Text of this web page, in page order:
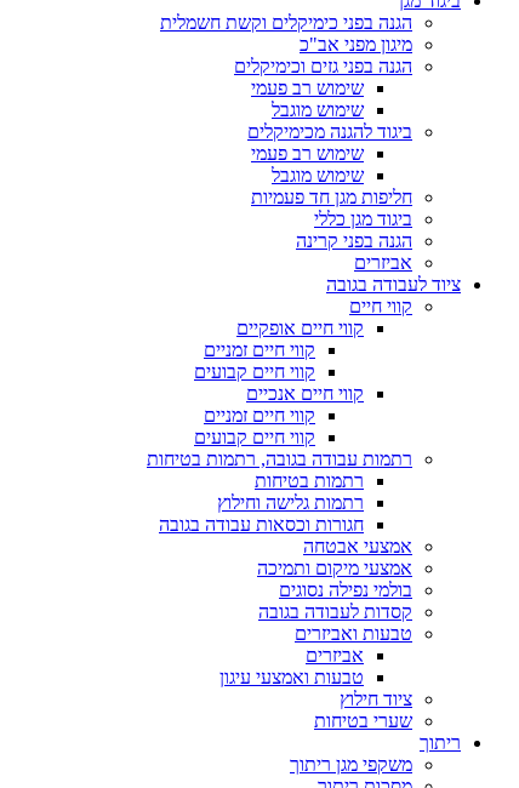
הגנה בפני כימיקלים וקשת חשמלית
מיגון מפני אב"כ
הגנה בפני גזים וכימיקלים
שימוש רב פעמי
שימוש מוגבל
ביגוד להגנה מכימיקלים
שימוש רב פעמי
שימוש מוגבל
חליפות מגן חד פעמיות
ביגוד מגן כללי
הגנה בפני קרינה
אביזרים
ציוד לעבודה בגובה
קווי חיים
קווי חיים אופקיים
קווי חיים זמניים
קווי חיים קבועים
קווי חיים אנכיים
קווי חיים זמניים
קווי חיים קבועים
רתמות עבודה בגובה, רתמות בטיחות
רתמות בטיחות
רתמות גלישה וחילוץ
חגורות וכסאות עבודה בגובה
אמצעי אבטחה
אמצעי מיקום ותמיכה
בולמי נפילה נסוגים
קסדות לעבודה בגובה
טבעות ואביזרים
אביזרים
טבעות ואמצעי עיגון
ציוד חילוץ
שערי בטיחות
ריתוך
משקפי מגן ריתוך